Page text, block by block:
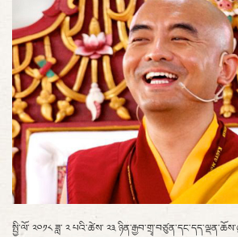
སྤྱི་ལོ་ ༢༠༡༨ ཟླ་ ༢ པའི་ཚེས་ ༢༣